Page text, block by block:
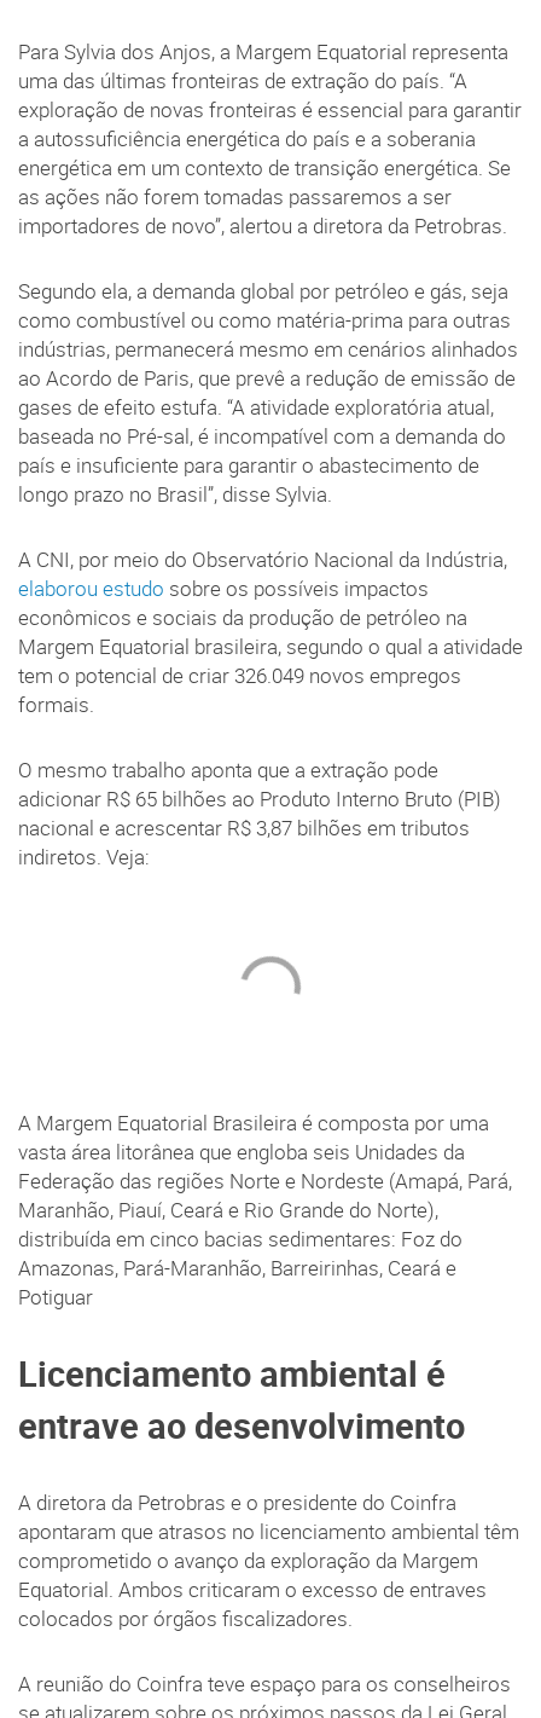
Para Sylvia dos Anjos, a Margem Equatorial representa
uma das últimas fronteiras de extração do país. “A
exploração de novas fronteiras é essencial para garantir
a autossuficiência energética do país e a soberania
energética em um contexto de transição energética. Se
as ações não forem tomadas passaremos a ser
importadores de novo”, alertou a diretora da Petrobras.
Segundo ela, a demanda global por petróleo e gás, seja
como combustível ou como matéria-prima para outras
indústrias, permanecerá mesmo em cenários alinhados
ao Acordo de Paris, que prevê a redução de emissão de
gases de efeito estufa. “A atividade exploratória atual,
baseada no Pré-sal, é incompatível com a demanda do
país e insuficiente para garantir o abastecimento de
longo prazo no Brasil”, disse Sylvia.
A CNI, por meio do Observatório Nacional da Indústria,
elaborou estudo sobre os possíveis impactos
econômicos e sociais da produção de petróleo na
Margem Equatorial brasileira, segundo o qual a atividade
tem o potencial de criar 326.049 novos empregos
formais.
O mesmo trabalho aponta que a extração pode
adicionar R$ 65 bilhões ao Produto Interno Bruto (PIB)
nacional e acrescentar R$ 3,87 bilhões em tributos
indiretos. Veja:
A Margem Equatorial Brasileira é composta por uma
vasta área litorânea que engloba seis Unidades da
Federação das regiões Norte e Nordeste (Amapá, Pará,
Maranhão, Piauí, Ceará e Rio Grande do Norte),
distribuída em cinco bacias sedimentares: Foz do
Amazonas, Pará-Maranhão, Barreirinhas, Ceará e
Potiguar
Licenciamento ambiental é
entrave ao desenvolvimento
A diretora da Petrobras e o presidente do Coinfra
apontaram que atrasos no licenciamento ambiental têm
comprometido o avanço da exploração da Margem
Equatorial. Ambos criticaram o excesso de entraves
colocados por órgãos fiscalizadores.
A reunião do Coinfra teve espaço para os conselheiros